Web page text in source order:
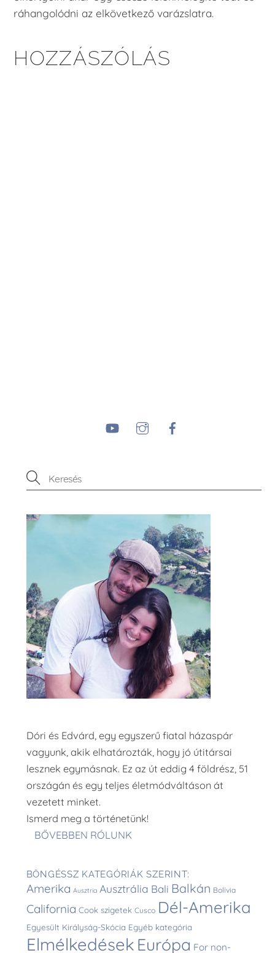
ráhangolódni az elkövetkező varázslatra.
HOZZÁSZÓLÁS
YouTube Instagram
Dóri és Edvárd, egy egyszerű fiatal házaspár
vagyunk, akik elhatározták, hogy jó útitársai
lesznek egymásnak. Ez az út eddig 4 földrész, 51
országán és egy teljes életmódváltáson át
vezetett minket.
Ismerd meg a történetünk!
BŐVEBBEN RÓLUNK
BÖNGÉSSZ KATEGÓRIÁK SZERINT:
Amerika Ausztria Ausztrália Bali Balkán Bolívia
California Cook szigetek Cusco Dél-Amerika
Egyesült Királyság-Skócia Egyéb kategória
Elmélkedések Európa For non-